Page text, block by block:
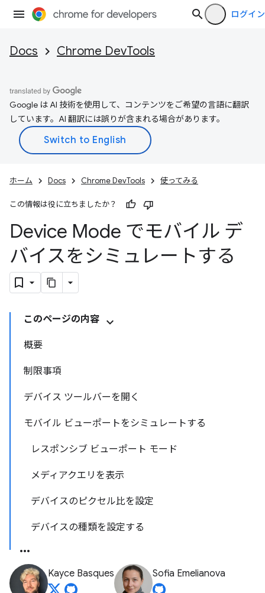
ログイン
Docs Chrome DevTools
Google は AI 技術を使用して、コンテンツをご希望の言語に翻訳
しています。AI 翻訳には誤りが含まれる場合があります。
ホーム Docs Chrome DevTools 使ってみる
この情報は役に立ちましたか？
Device Mode でモバイル デ
バイスをシミュレートする
このページの内容
概要
制限事項
デバイス ツールバーを開く
モバイル ビューポートをシミュレートする
レスポンシブ ビューポート モード
メディアクエリを表示
デバイスのピクセル比を設定
デバイスの種類を設定する
Kayce Basques Sofia Emelianova